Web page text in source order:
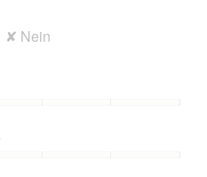
✘ Nein